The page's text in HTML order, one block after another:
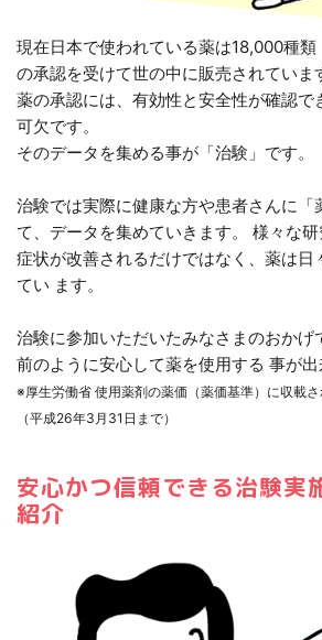
現在日本で使われている薬は18,000種
の承認を受けて世の中に販売されていま
薬の承認には、有効性と安全性が確認で
可欠です。
そのデータを集める事が「治験」です。
治験では実際に健康な方や患者さんに「
て、データを集めていきます。 様々な
症状が改善されるだけではなく、薬は日
てい ます。
治験に参加いただいたみなさまのおかげ
前のように安心して薬を使用する 事が出
※厚生労働省 使用薬剤の薬価（薬価基準）に収載
（平成26年3月31日まで）
安心かつ信頼できる治験実
紹介